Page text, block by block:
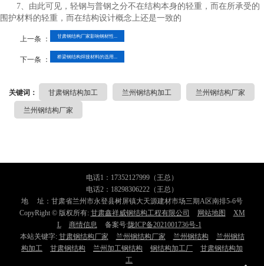
7、由此可见，轻钢与普钢之分不在结构本身的轻重，而在所承受的
围护材料的轻重，而在结构设计概念上还是一致的
上一条 ： 甘肃钢结构厂家影响钢材性...
下一条 ： 桥梁钢结构焊接材料的选用...
关键词： 甘肃钢结构加工 兰州钢结构加工
兰州钢结构厂家
兰州钢结构厂家
电话1：17352127999（王总）
电话2：18298306222（王总）
地 址：甘肃省兰州市永登县树屏镇大天源建材市场三期A区南排5-6号
CopyRight © 版权所有: 甘肃鑫祥威钢结构工程有限公司 网站地图
XM
L
商情信息 备案号:陇ICP备2021001736号-1
本站关键字: 甘肃钢结构厂家 兰州钢结构厂家 兰州钢结构
兰州钢结
构加工
甘肃钢结构 兰州加工钢结构 钢结构加工厂
甘肃钢结构加
工